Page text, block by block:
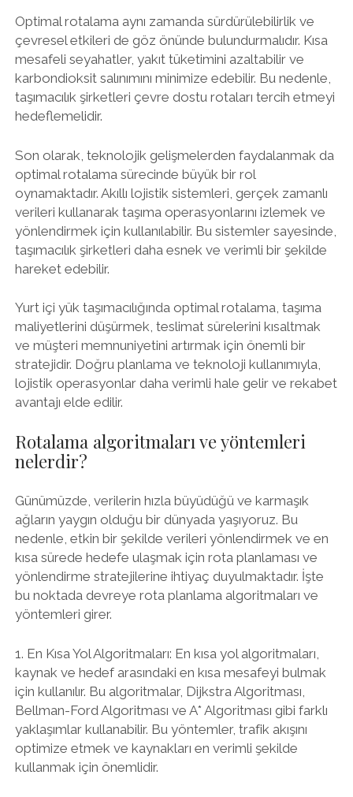
Optimal rotalama aynı zamanda sürdürülebilirlik ve
çevresel etkileri de göz önünde bulundurmalıdır. Kısa
mesafeli seyahatler, yakıt tüketimini azaltabilir ve
karbondioksit salınımını minimize edebilir. Bu nedenle,
taşımacılık şirketleri çevre dostu rotaları tercih etmeyi
hedeflemelidir.
Son olarak, teknolojik gelişmelerden faydalanmak da
optimal rotalama sürecinde büyük bir rol
oynamaktadır. Akıllı lojistik sistemleri, gerçek zamanlı
verileri kullanarak taşıma operasyonlarını izlemek ve
yönlendirmek için kullanılabilir. Bu sistemler sayesinde,
taşımacılık şirketleri daha esnek ve verimli bir şekilde
hareket edebilir.
Yurt içi yük taşımacılığında optimal rotalama, taşıma
maliyetlerini düşürmek, teslimat sürelerini kısaltmak
ve müşteri memnuniyetini artırmak için önemli bir
stratejidir. Doğru planlama ve teknoloji kullanımıyla,
lojistik operasyonlar daha verimli hale gelir ve rekabet
avantajı elde edilir.
Rotalama algoritmaları ve yöntemleri
nelerdir?
Günümüzde, verilerin hızla büyüdüğü ve karmaşık
ağların yaygın olduğu bir dünyada yaşıyoruz. Bu
nedenle, etkin bir şekilde verileri yönlendirmek ve en
kısa sürede hedefe ulaşmak için rota planlaması ve
yönlendirme stratejilerine ihtiyaç duyulmaktadır. İşte
bu noktada devreye rota planlama algoritmaları ve
yöntemleri girer.
1. En Kısa Yol Algoritmaları: En kısa yol algoritmaları,
kaynak ve hedef arasındaki en kısa mesafeyi bulmak
için kullanılır. Bu algoritmalar, Dijkstra Algoritması,
Bellman-Ford Algoritması ve A* Algoritması gibi farklı
yaklaşımlar kullanabilir. Bu yöntemler, trafik akışını
optimize etmek ve kaynakları en verimli şekilde
kullanmak için önemlidir.